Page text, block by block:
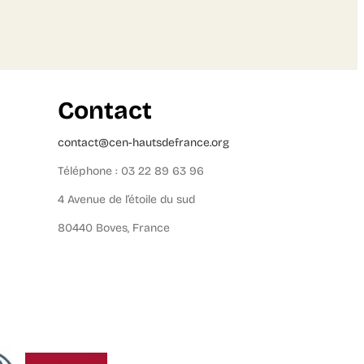
Contact
contact@cen-hautsdefrance.org
Téléphone : 03 22 89 63 96
4 Avenue de l’étoile du sud
80440 Boves, France